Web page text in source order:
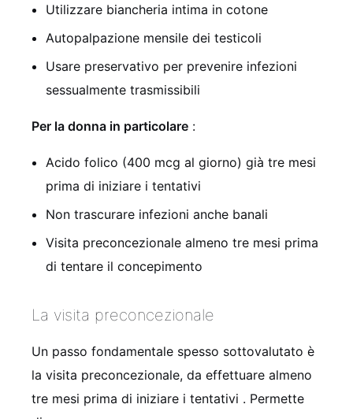
Utilizzare biancheria intima in cotone
Autopalpazione mensile dei testicoli
Usare preservativo per prevenire infezioni
sessualmente trasmissibili
Per la donna in particolare :
Acido folico (400 mcg al giorno) già tre mesi
prima di iniziare i tentativi
Non trascurare infezioni anche banali
Visita preconcezionale almeno tre mesi prima
di tentare il concepimento
La visita preconcezionale
Un passo fondamentale spesso sottovalutato è
la visita preconcezionale, da effettuare almeno
tre mesi prima di iniziare i tentativi . Permette